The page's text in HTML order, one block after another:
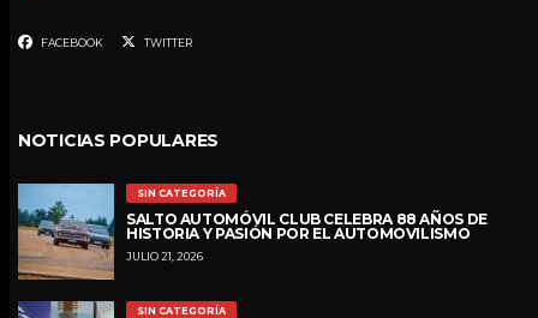
FACEBOOK TWITTER
NOTICIAS POPULARES
SIN CATEGORÍA
SALTO AUTOMÓVIL CLUB CELEBRA 88 AÑOS DE
HISTORIA Y PASIÓN POR EL AUTOMOVILISMO
JULIO 21, 2026
SIN CATEGORÍA